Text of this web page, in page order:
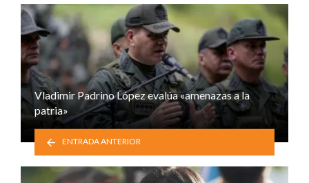
Vladimir Padrino López evalúa «amenazas a la
patria»
ENTRADA ANTERIOR